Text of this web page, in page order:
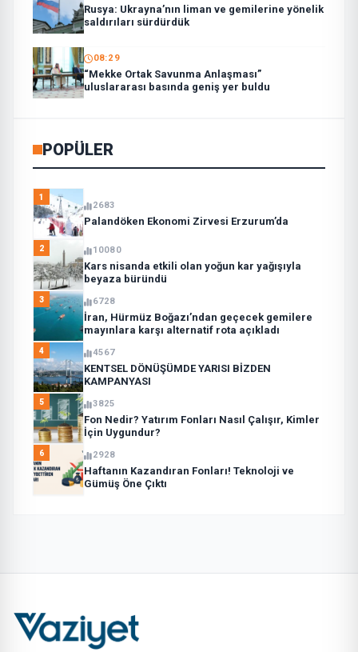
Rusya: Ukrayna’nın liman ve gemilerine yönelik
saldırıları sürdürdük
08:29
“Mekke Ortak Savunma Anlaşması”
uluslararası basında geniş yer buldu
POPÜLER
1
2683
Palandöken Ekonomi Zirvesi Erzurum’da
2 10080
Kars nisanda etkili olan yoğun kar yağışıyla
beyaza büründü
3 6728
İran, Hürmüz Boğazı’ndan geçecek gemilere
mayınlara karşı alternatif rota açıkladı
4 4567
KENTSEL DÖNÜŞÜMDE YARISI BİZDEN
KAMPANYASI
5 3825
Fon Nedir? Yatırım Fonları Nasıl Çalışır, Kimler
İçin Uygundur?
6 2928
Haftanın Kazandıran Fonları! Teknoloji ve
Gümüş Öne Çıktı